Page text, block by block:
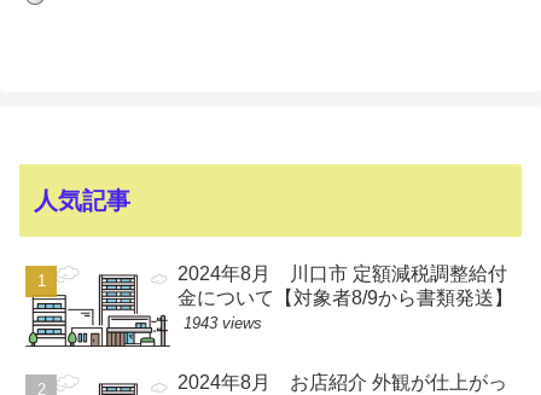
人気記事
2024年8月 川口市 定額減税調整給付
金について【対象者8/9から書類発送】
1943 views
2024年8月 お店紹介 外観が仕上がっ